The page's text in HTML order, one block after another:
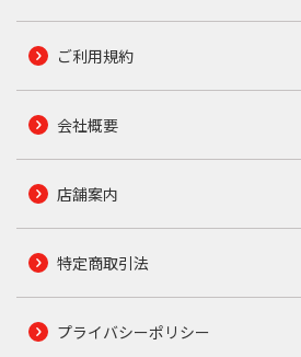
ご利用規約
会社概要
店舗案内
特定商取引法
プライバシーポリシー